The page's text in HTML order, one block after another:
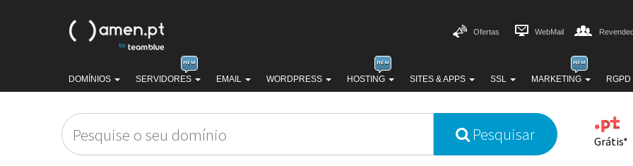
DOMÍNIOS SERVIDORES EMAIL WORDPRESS HOSTING SITES & APPS SSL MARKETING RGPD
Ofertas WebMail
Pesquisar Grátis*